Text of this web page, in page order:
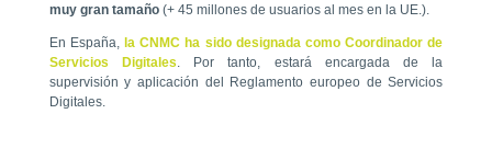
muy gran tamaño(+ 45 millones de usuarios al mes en la UE. ).
En España,la CNMC ha sido designada como Coordinador de
Servicios Digitales . Por tanto, estará encargada de la
supervisión y aplicación del Reglamento europeo de Servicios
Digitales.